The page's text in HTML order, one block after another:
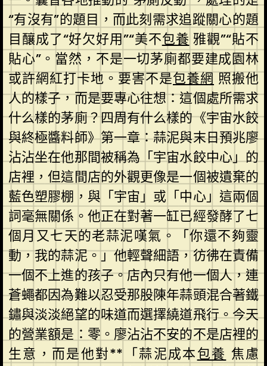
“有沒有”的題目，而此刻需求追蹤關心的題
目釀成了“好欠好用”“美不包養 雅觀”“貼不
貼心”。當然，不是一切茅廁都要建成園林
或許網紅打卡地。要害不是包養網照搬他
人的樣子，而是要專心往想：這個處所需求
什么樣的茅廁？四周有什么樣的《宇宙水餃
與終極醬料師》第一章：蒜泥與末日預兆廖
沾沾坐在他那間被稱為「宇宙水餃中心」的
店裡，但這間店的外觀更像是一個被遺棄的
藍色塑膠棚，與「宇宙」或「中心」這兩個
詞毫無關係。他正在對著一缸已經發酵了七
個月又七天的老蒜泥嘆氣。「你還不夠靈
動，我的蒜泥。」他輕聲細語，彷彿在責備
一個不上進的孩子。店內只有他一個人，連
蒼蠅都因為難以忍受那股陳年蒜頭混合著鐵
鏽與淡淡絕望的味道而選擇繞道飛行。今天
的營業額是：零。廖沾沾不安的不是店裡的
生意，而是他對**「蒜泥成本包養 焦慮